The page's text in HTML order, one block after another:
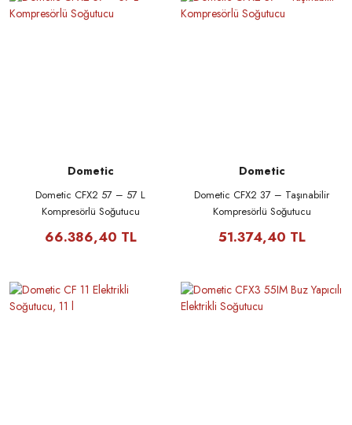
Dometic
Dometic CFX2 57 – 57 L
Kompresörlü Soğutucu
66.386,40 TL
Dometic
Dometic CFX2 37 – Taşınabilir
Kompresörlü Soğutucu
51.374,40 TL